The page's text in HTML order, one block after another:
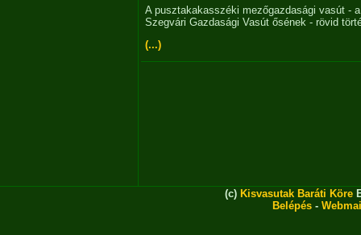
A pusztakakasszéki mezőgazdasági vasút - a
Szegvári Gazdasági Vasút ősének - rövid
(...)
(c) Kisvasutak Baráti Köre
Belépés -